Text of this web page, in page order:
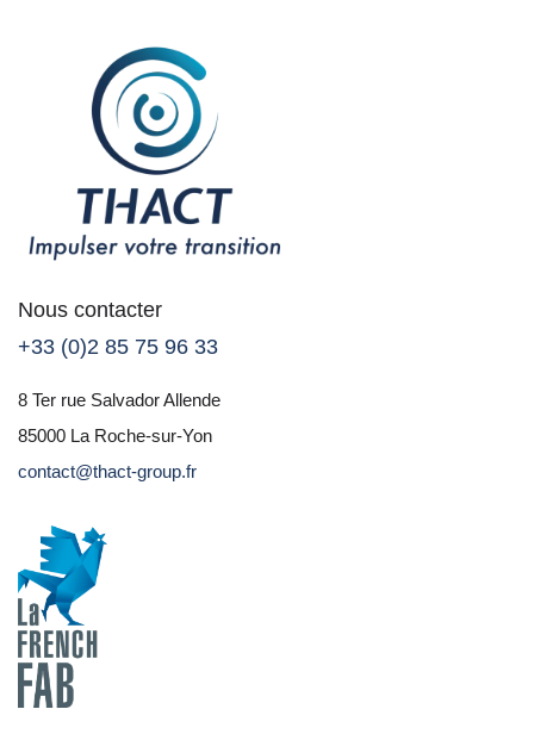
Nous contacter
+33 (0)2 85 75 96 33
8 Ter rue Salvador Allende
85000 La Roche-sur-Yon
contact@thact-group.fr